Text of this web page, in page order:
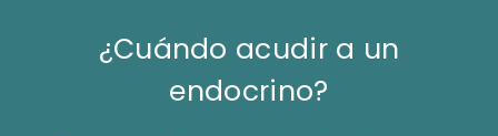
¿Cuándo acudir a un
endocrino?